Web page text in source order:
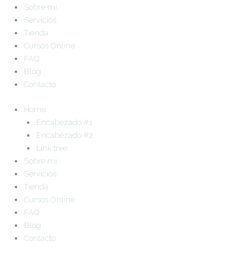
Sobre mi
Servicios
Tienda
Cursos Online
FAQ
Blog
Contacto
Home
Encabezado #1
Encabezado #2
Link tree
Sobre mi
Servicios
Tienda
Cursos Online
FAQ
Blog
Contacto